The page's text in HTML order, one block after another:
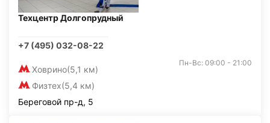
Техцентр Долгопрудный
+7 (495) 032-08-22
Ховрино(5,1 км)
Физтех(5,4 км)
Пн-Вс: 09:00 - 21:00
Береговой пр-д, 5